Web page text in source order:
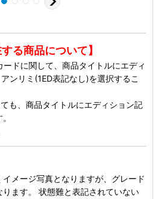
る商品について】
ドに関して、商品タイトルにエディ
ンリミ(1ED表記なし)を選択するこ
も、商品タイトルにエディション記
メージ写真となりますが、グレード
ます。 状態難と表記されていない